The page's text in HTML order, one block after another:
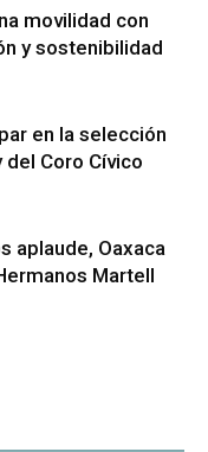
movilidad con
y sostenibilidad
en la selección
Coro Cívico
aplaude, Oaxaca
Martell